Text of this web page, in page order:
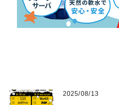
2025/08/13